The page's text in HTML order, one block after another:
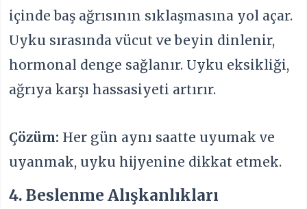
içinde baş ağrısının sıklaşmasına yol açar.
Uyku sırasında vücut ve beyin dinlenir,
hormonal denge sağlanır. Uyku eksikliği,
ağrıya karşı hassasiyeti artırır.
Çözüm: Her gün aynı saatte uyumak ve
uyanmak, uyku hijyenine dikkat etmek.
4. Beslenme Alışkanlıkları